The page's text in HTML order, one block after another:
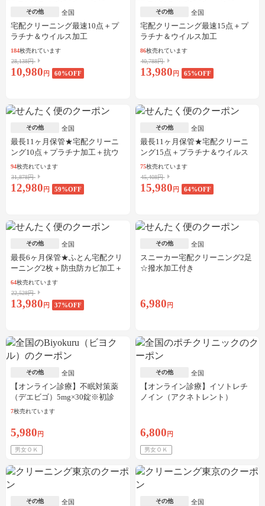
その他 全国
宅配クリーニング最速10点＋プ
ラチナ＆ウイルス加工
184枚売れています
28,138円
10,980 円 60%OFF
その他 全国
宅配クリーニング最速15点＋プ
ラチナ＆ウイルス加工
86枚売れています
40,788円
13,980 円 65%OFF
その他 全国
最長11ヶ月保管★宅配クリーニ
ング10点＋プラチナ加工＋抗ウ
イルス加工
94枚売れています
31,878円
12,980 円 59%OFF
その他 全国
最長11ヶ月保管★宅配クリーニ
ング15点＋プラチナ＆ウイルス
加工
75枚売れています
45,408円
15,980 円 64%OFF
その他 全国
最長6ヶ月保管★ふとん宅配クリ
ーニング2枚＋防虫防カビ加工＋
しみ抜き
64枚売れています
22,528円
13,980 円 37%OFF
その他 全国
スニーカー宅配クリーニング2足
☆撥水加工付き
6,980 円
その他 全国
【オンライン診療】不眠対策薬
（デエビゴ）5mg×30錠※初診
料・送料込
7枚売れています
5,980 円
男女ＯＫ
その他 全国
【オンライン診療】イソトレチ
ノイン（アクネトレント）
6,800 円
男女ＯＫ
その他 全国 その他 全国